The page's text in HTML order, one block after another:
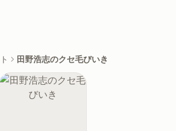
田野浩志のクセ毛びいき